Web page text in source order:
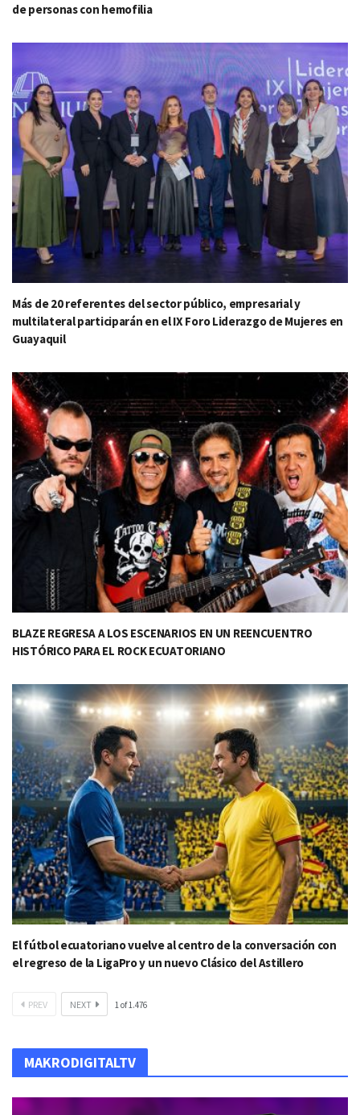
de personas con hemofilia
Más de 20 referentes del sector público, empresarial y
multilateral participarán en el IX Foro Liderazgo de Mujeres en
Guayaquil
BLAZE REGRESA A LOS ESCENARIOS EN UN REENCUENTRO
HISTÓRICO PARA EL ROCK ECUATORIANO
El fútbol ecuatoriano vuelve al centro de la conversación con
el regreso de la LigaPro y un nuevo Clásico del Astillero
PREV NEXT 1of1.476
MAKRODIGITALTV